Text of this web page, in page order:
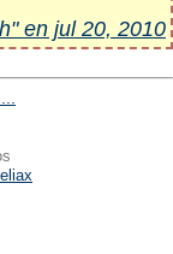
en jul 20, 2010